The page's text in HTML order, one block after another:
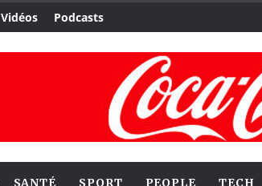
Vidéos Podcasts
SANTÉ SPORT PEOPLE TECH